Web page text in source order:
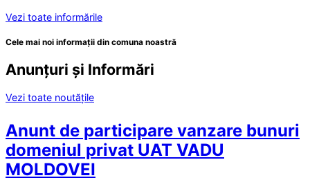
Vezi toate informările
Cele mai noi informații din comuna noastră
Anunțuri și Informări
Vezi toate noutățile
Anunt de participare vanzare bunuri
domeniul privat UAT VADU
MOLDOVEI